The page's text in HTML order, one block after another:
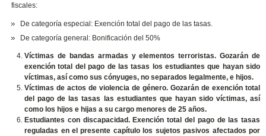
fiscales:
De categoría especial: Exención total del pago de las tasas.
De categoría general: Bonificación del 50%
Víctimas de bandas armadas y elementos terroristas.Gozarán de
exención total del pago de las tasas los estudiantes que hayan sido
víctimas, así como sus cónyuges, no separados legalmente, e hijos.
Víctimas de actos de violencia de género.Gozarán de exención total
del pago de las tasas las estudiantes que hayan sido víctimas, así
como los hijos e hijas a su cargo menores de 25 años.
Estudiantes con discapacidad. Exención total del pago de las tasas
reguladas en el presente capítulo los sujetos pasivos afectados por